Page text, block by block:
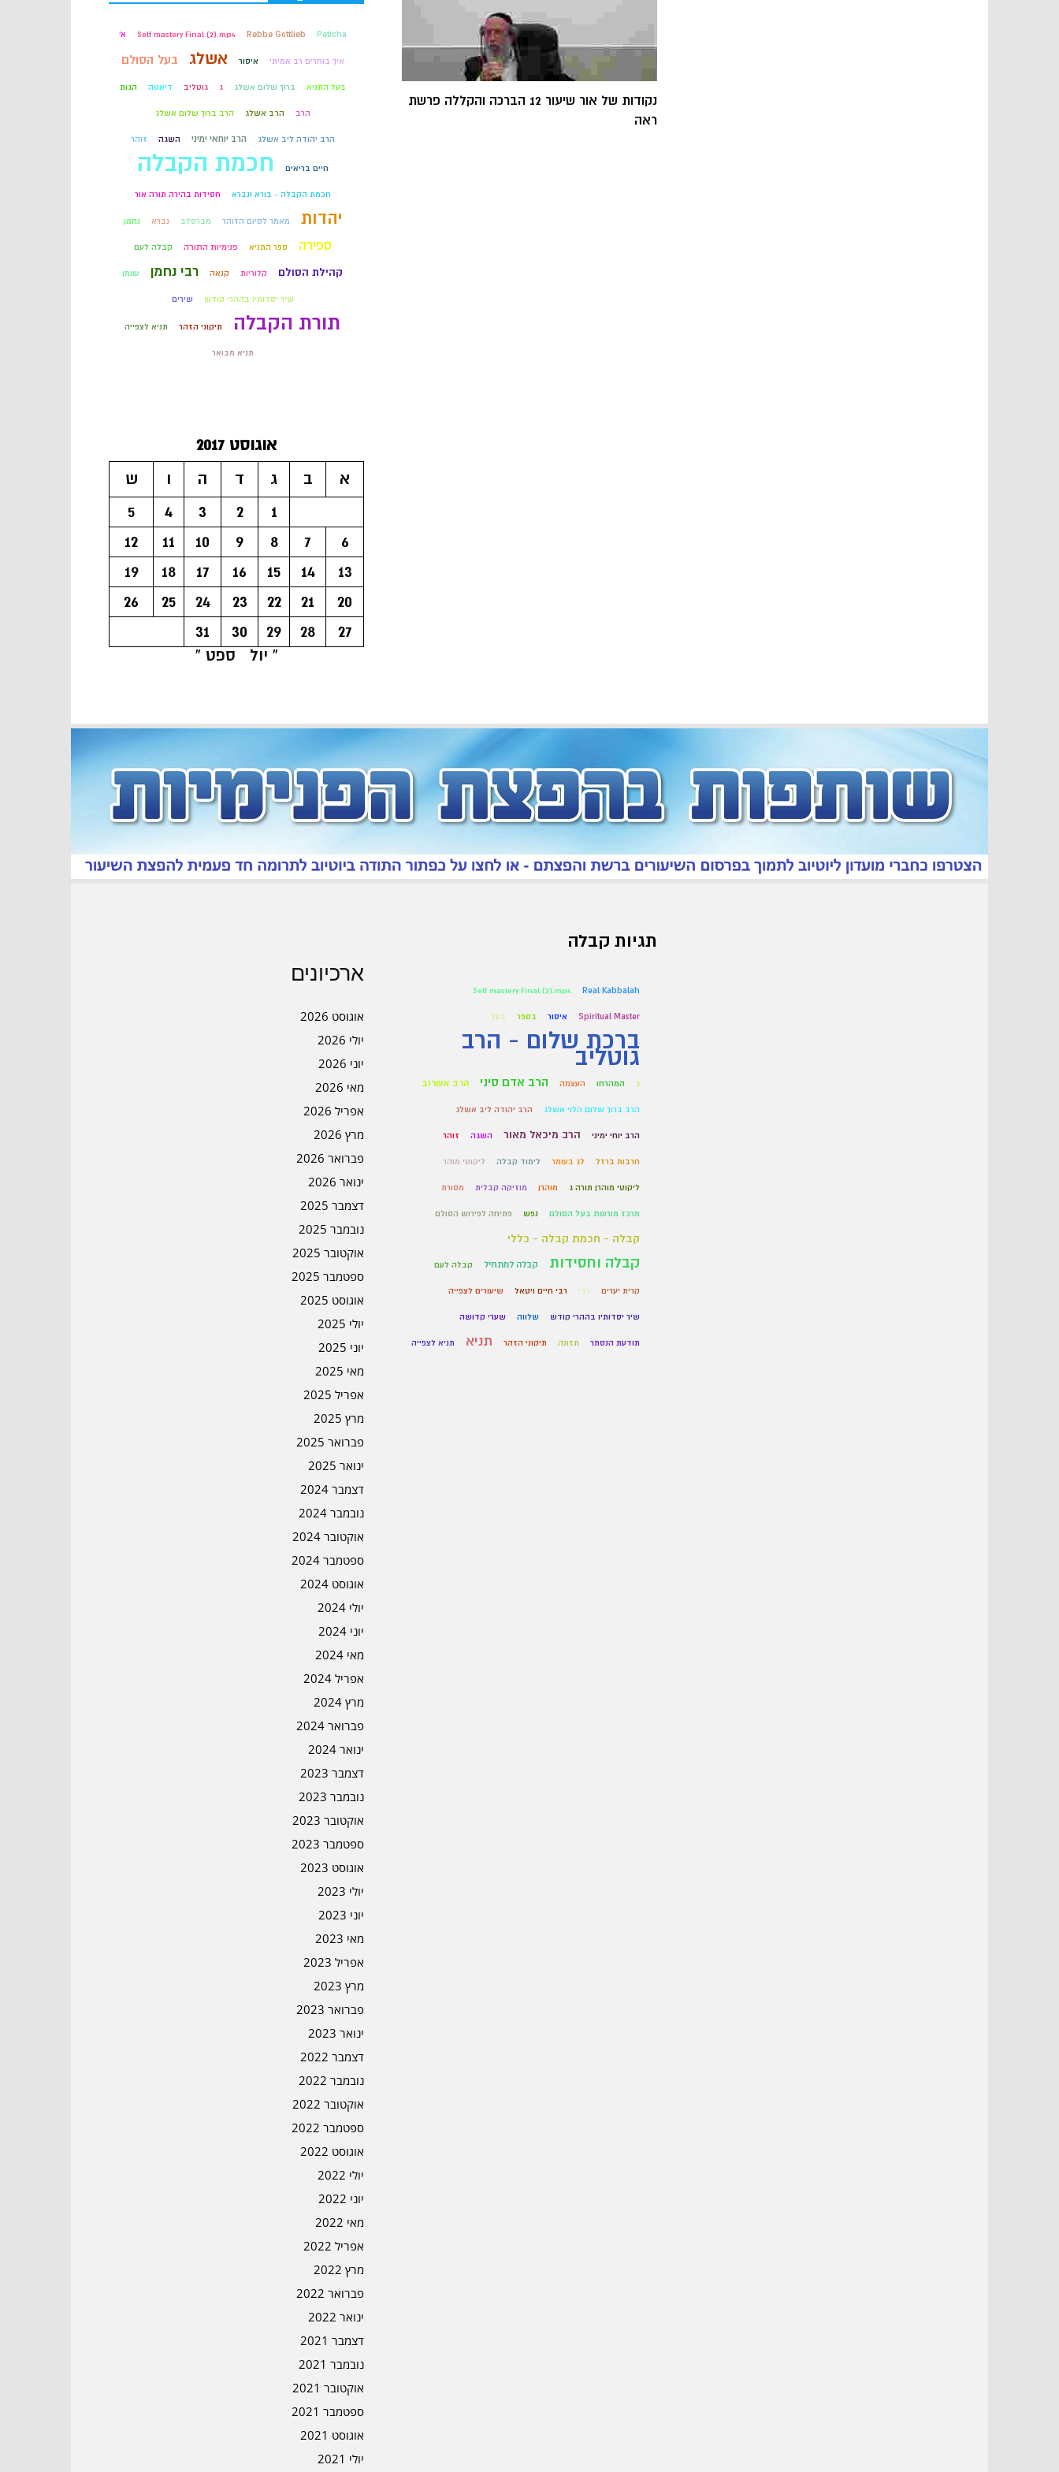
נקודות של אור שיעור 12 הברכה והקללה פרשת
ראה
Peticha
Rebbe Gottlieb
Self mastery Final (2).mp4 א'
איך בוחרים רב אמיתי איסור אשלג בעל הסולם
בעל התניא ברוך שלום אשלג ג גוטליב דיאטה הגות
הרב הרב אשלג הרב ברוך שלום אשלג
הרב יהודה ליב אשלג הרב יוחאי ימיני השגה זוהר
חיים בריאים חכמת הקבלה
חכמת הקבלה - בורא ונברא חסידות בהירה תורה אור
יהדות מאמר לסיום הזוהר מברסלב נברא נחמן
ספירה ספר התניא פנימיות התורה קבלה לעם
קהילת הסולם קלוריות קנאה רבי נחמן שומן
שיר יסדותיו בההרי קודש שירים
תורת הקבלה תיקוני הזהר תניא לצפייה
תניא מבואר
אוגוסט 2017
א
ב ג ד ה ו
ש
1
2
3
4
5
6
7
8
9
10
11
12
13
14
15
16
17
18
19
20
21
22
23
24
25
26
27
28
29
30
31
« יול
ספט »
ארכיונים
אוגוסט 2026
יולי 2026
יוני 2026
מאי 2026
אפריל 2026
מרץ 2026
פברואר 2026
ינואר 2026
דצמבר 2025
נובמבר 2025
אוקטובר 2025
ספטמבר 2025
אוגוסט 2025
יולי 2025
יוני 2025
מאי 2025
אפריל 2025
מרץ 2025
פברואר 2025
ינואר 2025
דצמבר 2024
נובמבר 2024
אוקטובר 2024
ספטמבר 2024
אוגוסט 2024
יולי 2024
יוני 2024
מאי 2024
אפריל 2024
מרץ 2024
פברואר 2024
ינואר 2024
דצמבר 2023
נובמבר 2023
אוקטובר 2023
ספטמבר 2023
אוגוסט 2023
יולי 2023
יוני 2023
מאי 2023
אפריל 2023
מרץ 2023
פברואר 2023
ינואר 2023
דצמבר 2022
נובמבר 2022
אוקטובר 2022
ספטמבר 2022
אוגוסט 2022
יולי 2022
יוני 2022
מאי 2022
אפריל 2022
מרץ 2022
פברואר 2022
ינואר 2022
דצמבר 2021
נובמבר 2021
אוקטובר 2021
ספטמבר 2021
אוגוסט 2021
יולי 2021
תגיות קבלה
Real Kabbalah
Self mastery Final (2).mp4
Spiritual Master איסור בספר בעל
ברכת שלום - הרב
גוטליב
ג המהרחו העצמה הרב אדם סיני הרב אשרוב
הרב ברוך שלום הלוי אשלג הרב יהודה ליב אשלג
הרב יוחי ימיני הרב מיכאל מאור השגה זוהר
חרבות ברזל לג בעומר לימוד קבלה ליקוטי מוהר
ליקוטי מוהרן תורה ג מוהרן מוזיקה קבלית מסורת
מרכז מורשת בעל הסולם נפש פתיחה לפירוש הסולם
קבלה - חכמת קבלה - כללי
קבלה וחסידות קבלה למתחיל קבלה לעם
קרית יערים רבי רבי חיים ויטאל שיעורים לצפייה
שיר יסדותיו בההרי קודש שלווה שערי קדושה
תודעת הנסתר תזונה תיקוני הזהר תניא תניא לצפייה